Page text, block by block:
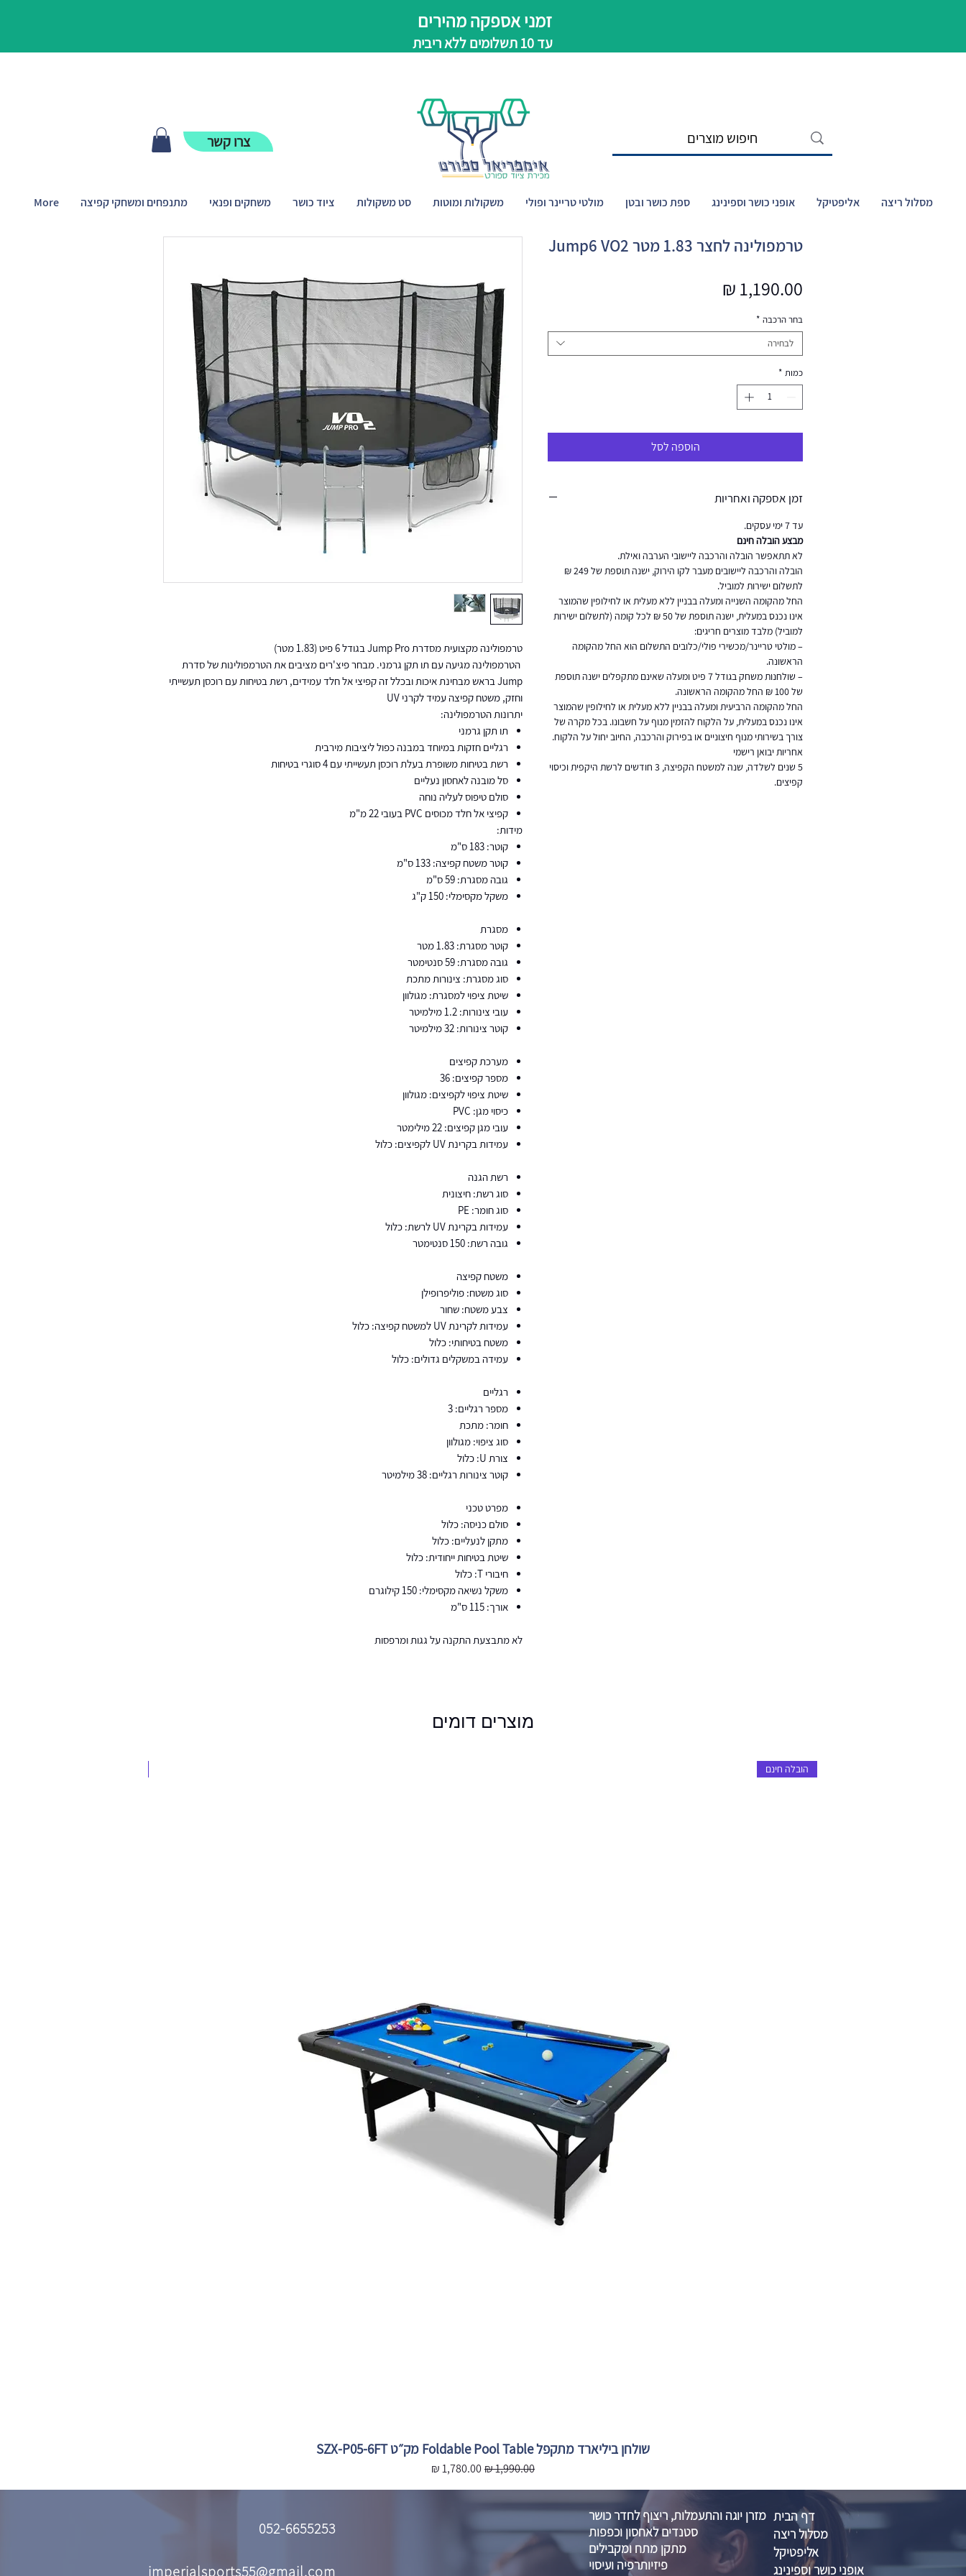
זמני אספקה מהירים
עד 10 תשלומים ללא ריבית
צרו קשר
מסלול ריצה אליפטיקל אופני כושר וספינינג ספת כושר ובטן מולטי טריינר ופולי משקולות ומוטות סט משקולות ציוד כושר משחקים ופנאי מתנפחים ומשחקי קפיצה More
טרמפולינה מקצועית מסדרת Jump Pro בגודל 6 פיט (1.83 מטר)
הטרמפולינה מגיעה עם תו תקן גרמני. מבחר פיצ'רים מציבים את הטרמפולינות של סדרת
Jump בראש מבחינת איכות ובכלל זה קפיצי אל חלד עמידים, רשת בטיחות עם רוכסן תעשייתי
וחזק, משטח קפיצה עמיד לקרני UV
יתרונות הטרמפולינה:
תו תקן גרמני
רגליים חזקות במיוחד במבנה כפול ליציבות מירבית
רשת בטיחות משופרת בעלת רוכסן תעשייתי עם 4 סוגרי בטיחות
סל מובנה לאחסון נעליים
סולם טיפוס לעליה נוחה
קפיצי אל חלד מכוסים PVC בעובי 22 מ"מ
מידות:
קוטר: 183 ס"מ
קוטר משטח קפיצה: 133 ס"מ
גובה מסגרת: 59 ס"מ
משקל מקסימלי: 150 ק"ג
מסגרת
קוטר מסגרת: 1.83 מטר
גובה מסגרת: 59 סנטימטר
סוג מסגרת: צינורות מתכת
שיטת ציפוי למסגרת: מגולוון
עובי צינורות: 1.2 מילמיטר
קוטר צינורות: 32 מילמיטר
מערכת קפיצים
מספר קפיצים: 36
שיטת ציפוי לקפיצים: מגולוון
כיסוי מגן: PVC
עובי מגן קפיצים: 22 מילימטר
עמידות בקרינת UV לקפיצים: כלול
רשת הגנה
סוג רשת: חיצונית
סוג חומר: PE
עמידות בקרינת UV לרשת: כלול
גובה רשת: 150 סנטימטר
משטח קפיצה
סוג משטח: פוליפרופילן
צבע משטח: שחור
עמידות לקרינת UV למשטח קפיצה: כלול
משטח בטיחותי: כלול
עמידה במשקלים גדולים: כלול
רגליים
מספר רגליים: 3
חומר: מתכת
סוג ציפוי: מגולוון
צורת U: כלול
קוטר צינורות רגליים: 38 מילמיטר
מפרט טכני
סולם כניסה: כלול
מתקן לנעליים: כלול
שיטת בטיחות ייחודית: כלול
חיבורי T: כלול
משקל נשיאה מקסימלי: 150 קילוגרם
אורך: 115 ס"מ
לא מתבצעת התקנה על גגות ומרפסות
טרמפולינה לחצר 1.83 מטר Jump6 VO2
בחר הרכבה *
לבחירה
כמות *
הוספה לסל
זמן אספקה ואחריות
עד 7 ימי עסקים.
מבצע הובלה חינם
לא תתאפשר הובלה והרכבה ליישובי הערבה ואילת.
הובלה והרכבה ליישובים מעבר לקו הירוק, ישנה תוספת של 249 ₪
לתשלום ישירות למוביל.
החל מהקומה השנייה ומעלה בבניין ללא מעלית או לחילופין שהמוצר
אינו נכנס במעלית, ישנה תוספת של 50 ₪ לכל קומה (לתשלום ישירות
למוביל) מלבד מוצרים חריגים:
– מולטי טריינר/מכשירי פולי/כלובים התשלום הוא החל מהקומה
הראשונה.
– שולחנות משחק בגודל 7 פיט ומעלה שאינם מתקפלים ישנה תוספת
של 100 ₪ החל מהקומה הראשונה.
החל מהקומה הרביעית ומעלה בבניין ללא מעלית או לחילופין שהמוצר
אינו נכנס במעלית, על הלקוח להזמין מנוף על חשבונו. בכל מקרה של
צורך בשירותי מנוף חיצוניים או בפירוק והרכבה, החיוב יחול על הלקוח.
אחריות יבואן רישמי
5 שנים לשלדה, שנה למשטח הקפיצה, 3 חודשים לרשת היקפית וכיסוי
קפיצים.
מוצרים דומים
הובלה חינם
שולחן ביליארד מתקפל Foldable Pool Table מק״ט SZX-P05-6FT
מחיר רגיל מחיר מבצע
052-6655253
imperialsports55@gmail.com
מזרן יוגה והתעמלות, ריצוף לחדר כושר
סטנדים לאחסון וכפפות
מתקן מתח ומקבילים
פיזיותרפיה ועיסוי
דף הבית
מסלול ריצה
אליפטיקל
אופני כושר וספינינג